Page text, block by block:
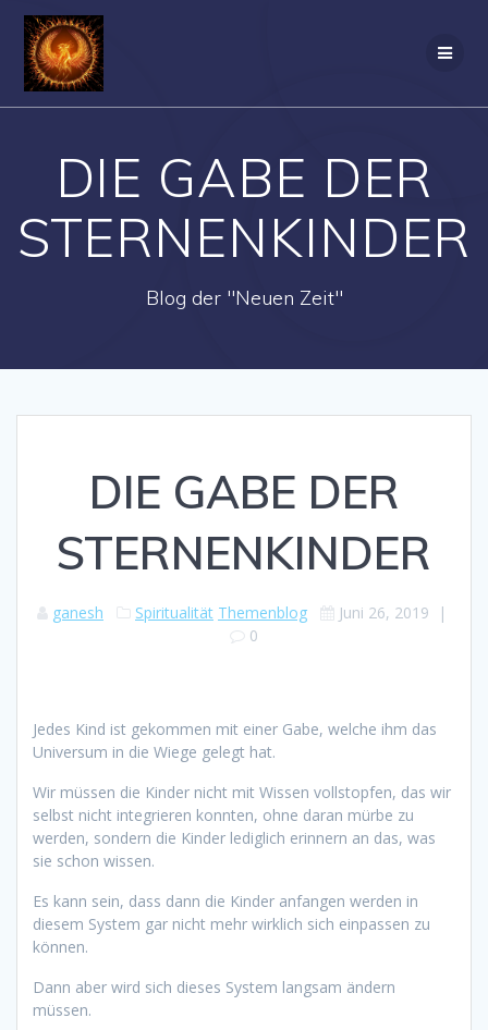
DIE GABE DER
STERNENKINDER
Blog der "Neuen Zeit"
DIE GABE DER
STERNENKINDER
ganesh Spiritualität Themenblog Juni 26, 2019 |
0
Jedes Kind ist gekommen mit einer Gabe, welche ihm das
Universum in die Wiege gelegt hat.
Wir müssen die Kinder nicht mit Wissen vollstopfen, das wir
selbst nicht integrieren konnten, ohne daran mürbe zu
werden, sondern die Kinder lediglich erinnern an das, was
sie schon wissen.
Es kann sein, dass dann die Kinder anfangen werden in
diesem System gar nicht mehr wirklich sich einpassen zu
können.
Dann aber wird sich dieses System langsam ändern
müssen.